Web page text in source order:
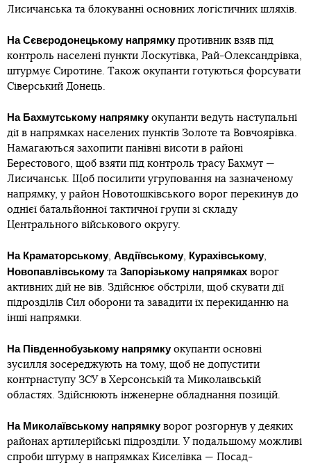
Лисичанська та блокуванні основних логістичних шляхів.
На Сєвєродонецькому напрямкупротивник взяв під
контроль населені пункти Лоскутівка, Рай-Олександрівка,
штурмує Сиротине. Також окупанти готуються форсувати
Сіверський Донець.
На Бахмутському напрямкуокупанти ведуть наступальні
дії в напрямках населених пунктів Золоте та Вовчоярівка.
Намагаються захопити панівні висоти в районі
Берестового, щоб взяти під контроль трасу Бахмут —
Лисичанськ. Щоб посилити угруповання на зазначеному
напрямку, у район Новотошківського ворог перекинув до
однієї батальйонної тактичної групи зі складу
Центрального військового округу.
На Краматорському, Авдіївському, Курахівському,
Новопавлівськомута Запорізькому напрямках ворог
активних дій не вів. Здійснює обстріли, щоб скувати дії
підрозділів Сил оборони та завадити їх перекиданню на
інші напрямки.
На Південнобузькому напрямкуокупанти основні
зусилля зосереджують на тому, щоб не допустити
контрнаступу ЗСУ в Херсонській та Миколаївській
областях. Здійснюють інженерне обладнання позицій.
На Миколаївському напрямкуворог розгорнув у деяких
районах артилерійські підрозділи. У подальшому можливі
спроби штурму в напрямках Киселівка — Посад-